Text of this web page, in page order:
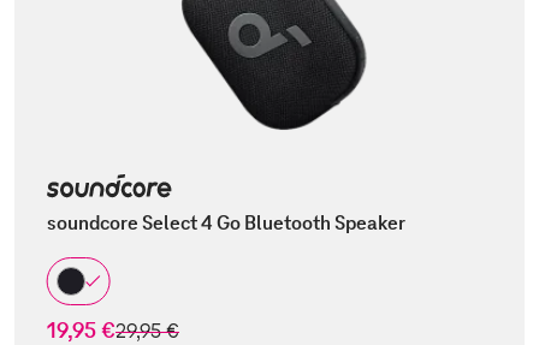
soundcore Select 4 Go Bluetooth Speaker
19,95 €statt
29,95 €